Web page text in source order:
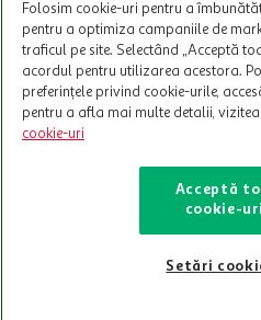
nu poate fi utilizat in legatura cu
activitati in afara celor mentionate
nu raspunde pentru imposibilitatea
care aceste este suspendat sau in
intretineri sau reparatii tehnice la
Iti stam mereu
021-9141
Folosim cookie-uri pentru a
pentru a optimiza campaniile de
traficul pe site. Selectând „Acceptă
acordul pentru utilizarea acestora.
preferințele privind cookie-urile,
pentru a afla mai multe detalii,
cookie-uri
Acceptă
cookie-
Setări